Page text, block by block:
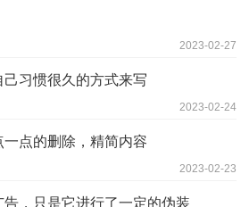
2023-02-27
习惯很久的方式来写
2023-02-24
点的删除，精简内容
2023-02-23
，只是它进行了一定的伪装